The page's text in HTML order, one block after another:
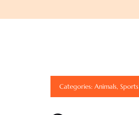
Categories: Animals, Sports